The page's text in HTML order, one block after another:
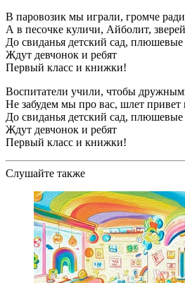
В паровозик мы играли, громче
А в песочке куличи, Айболит,
До свиданья детский сад,
Ждут девчонок и ребят
Первый класс и книжки!
Воспитатели учили, чтобы
Не забудем мы про вас, шлет привет
До свиданья детский сад,
Ждут девчонок и ребят
Первый класс и книжки!
Слушайте также